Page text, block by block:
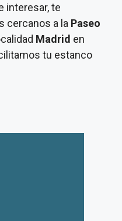
interesar, te
cercanos a la Paseo
Madrid en
tu estanco